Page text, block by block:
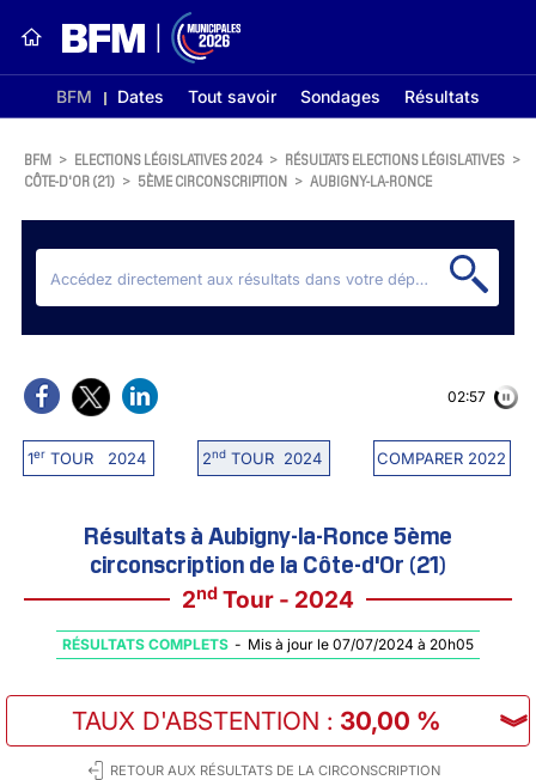
BFM Dates Tout savoir Sondages Résultats
BFM > ELECTIONS LÉGISLATIVES 2024 > RÉSULTATS ELECTIONS LÉGISLATIVES >
CÔTE-D'OR (21) > 5ÈME CIRCONSCRIPTION > AUBIGNY-LA-RONCE
1erTOUR 2024 2ndTOUR 2024 COMPARER 2022
02:56
Résultats à Aubigny-la-Ronce 5ème
circonscription de la Côte-d'Or (21)
2nd Tour - 2024
RÉSULTATS COMPLETS - Mis à jour le 07/07/2024 à 20h05
TAUX D'ABSTENTION : 30,00 % ︾
RETOUR AUX RÉSULTATS DE LA CIRCONSCRIPTION